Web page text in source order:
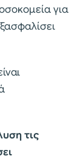
για
τις